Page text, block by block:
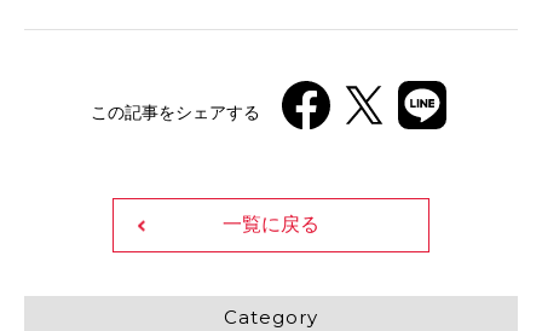
この記事をシェアする
一覧に戻る
Category